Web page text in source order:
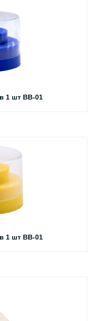
1 шт BB-01
1 шт BB-01